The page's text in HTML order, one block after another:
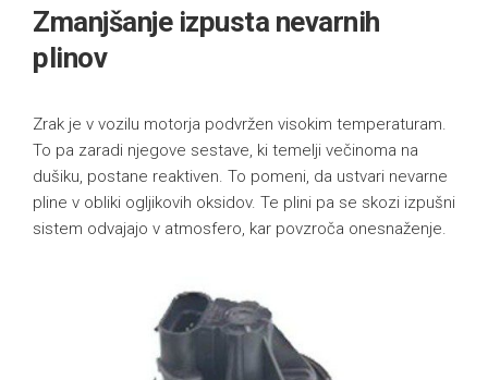
Zmanjšanje izpusta nevarnih
plinov
Zrak je v vozilu motorja podvržen visokim temperaturam.
To pa zaradi njegove sestave, ki temelji večinoma na
dušiku, postane reaktiven. To pomeni, da ustvari nevarne
pline v obliki ogljikovih oksidov. Te plini pa se skozi izpušni
sistem odvajajo v atmosfero, kar povzroča onesnaženje.